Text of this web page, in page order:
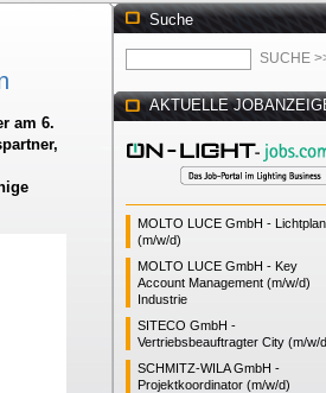
am 6.
Suche
AKTUELLE
MOLTO LUCE GmbH -
(m/w/d)
MOLTO LUCE GmbH - Key
Account Management (m/w/d)
Industrie
SITECO GmbH -
Vertriebsbeauftragter City (m/w/
SCHMITZ-WILA GmbH -
Projektkoordinator (m/w/d)